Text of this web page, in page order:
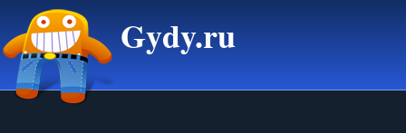
Gydy.ru